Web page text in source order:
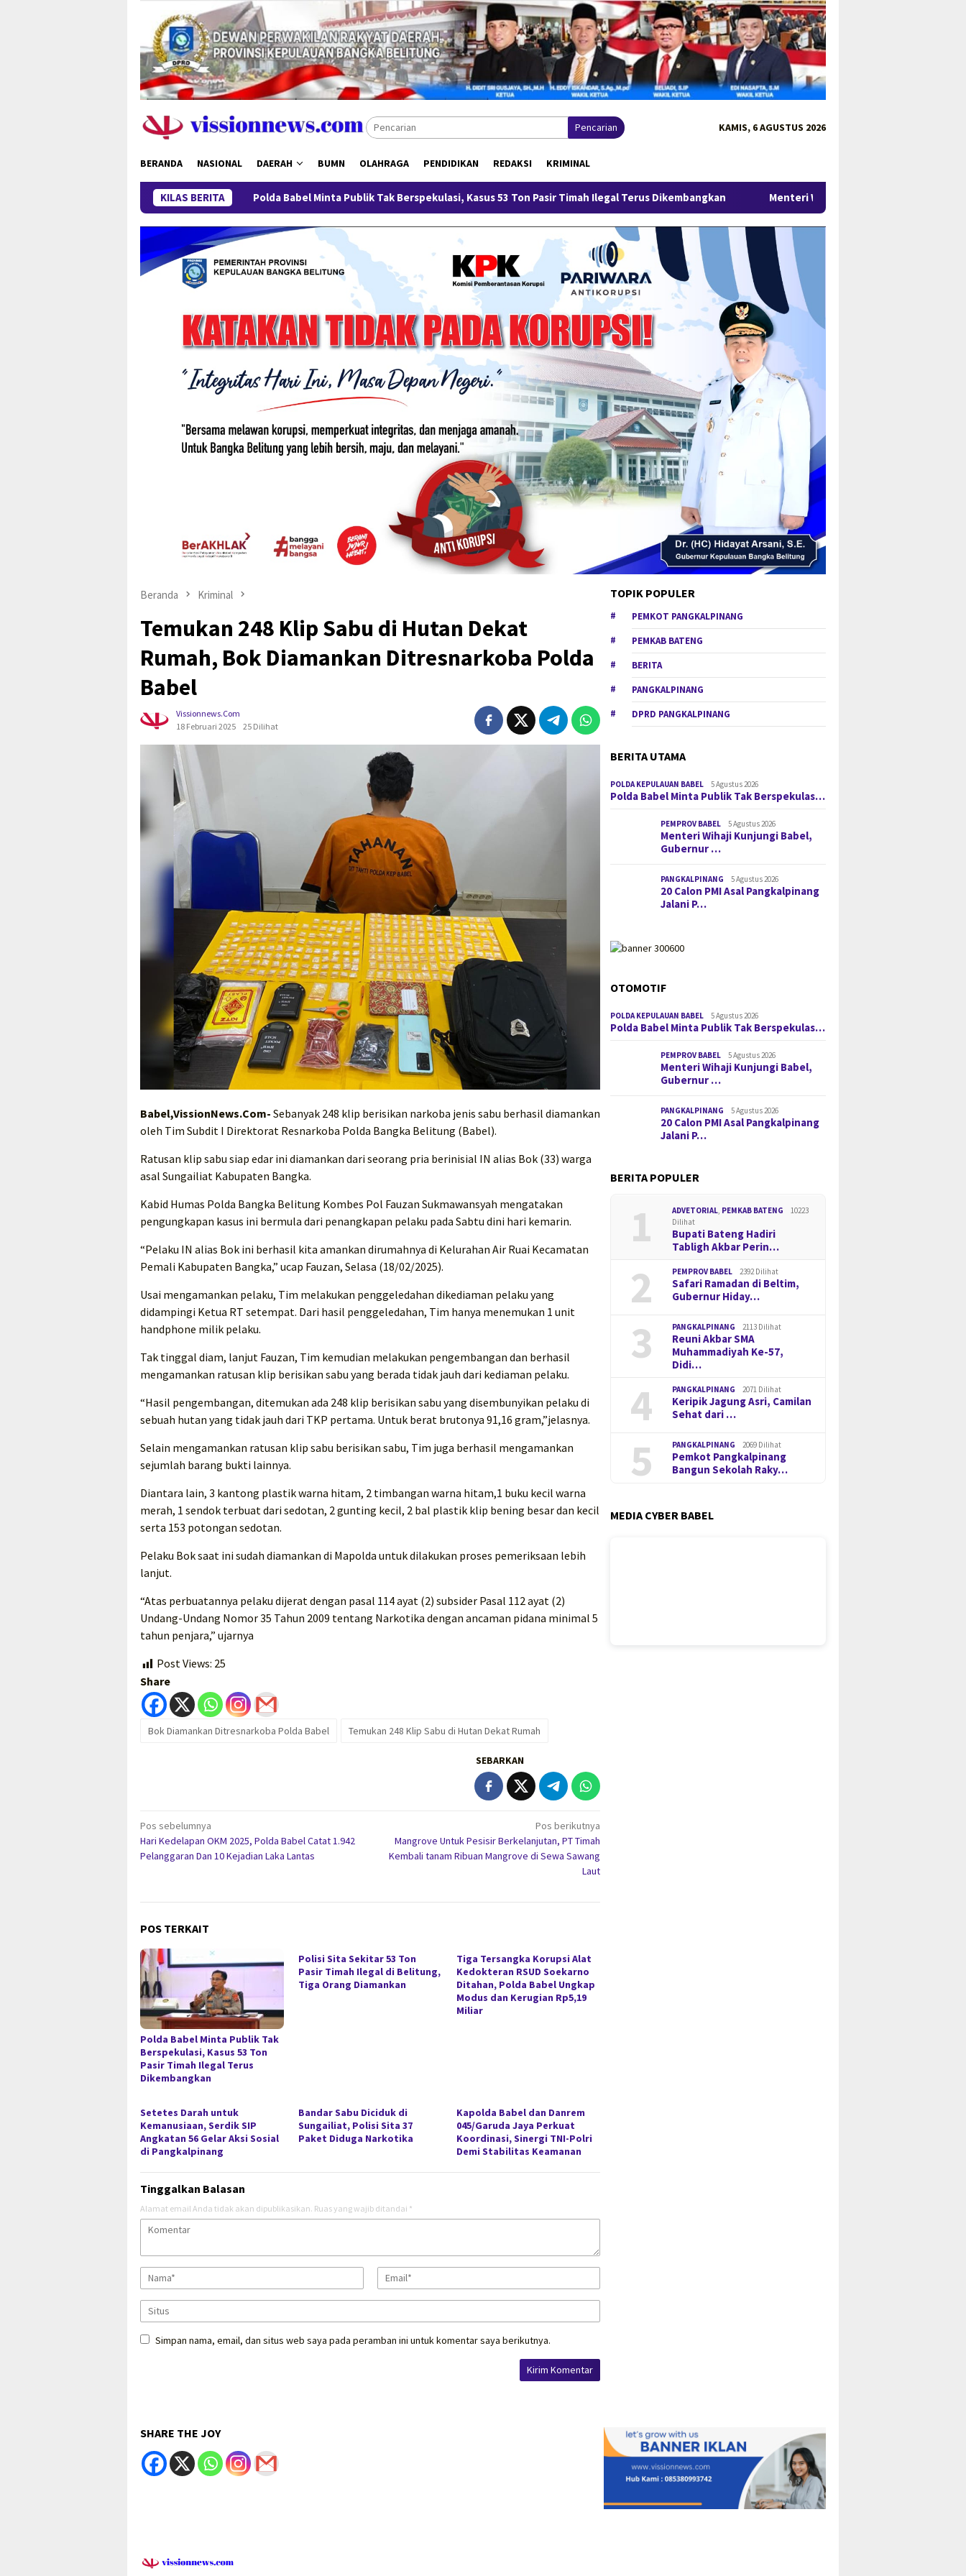
konten
Pencarian KAMIS, 6 AGUSTUS 2026
BERANDA NASIONAL DAERAH BUMN OLAHRAGA PENDIDIKAN REDAKSI KRIMINAL
KILAS BERITA
Polda Babel Minta Publik Tak Berspekulasi, Kasus 53 Ton Pasir Timah Ilegal Terus Dikembangkan Menteri Wihaji Kunjungi Babel, Gubernur Hidayat Arsani
Beranda Kriminal
Temukan 248 Klip Sabu di Hutan Dekat
Rumah, Bok Diamankan Ditresnarkoba Polda
Babel
Vissionnews.com
18 Februari 2025
25 Dilihat
Babel,VissionNews.Com- Sebanyak 248 klip berisikan narkoba jenis sabu berhasil diamankan
oleh Tim Subdit I Direktorat Resnarkoba Polda Bangka Belitung (Babel).
Ratusan klip sabu siap edar ini diamankan dari seorang pria berinisial IN alias Bok (33) warga
asal Sungailiat Kabupaten Bangka.
Kabid Humas Polda Bangka Belitung Kombes Pol Fauzan Sukmawansyah mengatakan
pengungkapan kasus ini bermula dari penangkapan pelaku pada Sabtu dini hari kemarin.
“Pelaku IN alias Bok ini berhasil kita amankan dirumahnya di Kelurahan Air Ruai Kecamatan
Pemali Kabupaten Bangka,” ucap Fauzan, Selasa (18/02/2025).
Usai mengamankan pelaku, Tim melakukan penggeledahan dikediaman pelaku yang
didampingi Ketua RT setempat. Dari hasil penggeledahan, Tim hanya menemukan 1 unit
handphone milik pelaku.
Tak tinggal diam, lanjut Fauzan, Tim kemudian melakukan pengembangan dan berhasil
mengamankan ratusan klip berisikan sabu yang berada tidak jauh dari kediaman pelaku.
“Hasil pengembangan, ditemukan ada 248 klip berisikan sabu yang disembunyikan pelaku di
sebuah hutan yang tidak jauh dari TKP pertama. Untuk berat brutonya 91,16 gram,”jelasnya.
Selain mengamankan ratusan klip sabu berisikan sabu, Tim juga berhasil mengamankan
sejumlah barang bukti lainnya.
Diantara lain, 3 kantong plastik warna hitam, 2 timbangan warna hitam,1 buku kecil warna
merah, 1 sendok terbuat dari sedotan, 2 gunting kecil, 2 bal plastik klip bening besar dan kecil
serta 153 potongan sedotan.
Pelaku Bok saat ini sudah diamankan di Mapolda untuk dilakukan proses pemeriksaan lebih
lanjut.
“Atas perbuatannya pelaku dijerat dengan pasal 114 ayat (2) subsider Pasal 112 ayat (2)
Undang-Undang Nomor 35 Tahun 2009 tentang Narkotika dengan ancaman pidana minimal 5
tahun penjara,” ujarnya
Post Views: 25
Share
Bok Diamankan Ditresnarkoba Polda Babel Temukan 248 Klip Sabu di Hutan Dekat Rumah
SEBARKAN
Navigasi
pos
Pos sebelumnya
Hari Kedelapan OKM 2025, Polda Babel Catat 1.942
Pelanggaran Dan 10 Kejadian Laka Lantas
Pos berikutnya
Mangrove Untuk Pesisir Berkelanjutan, PT Timah
Kembali tanam Ribuan Mangrove di Sewa Sawang
Laut
POS TERKAIT
Polda Babel Minta Publik Tak
Berspekulasi, Kasus 53 Ton
Pasir Timah Ilegal Terus
Dikembangkan
Polisi Sita Sekitar 53 Ton
Pasir Timah Ilegal di Belitung,
Tiga Orang Diamankan
Tiga Tersangka Korupsi Alat
Kedokteran RSUD Soekarno
Ditahan, Polda Babel Ungkap
Modus dan Kerugian Rp5,19
Miliar
Setetes Darah untuk
Kemanusiaan, Serdik SIP
Angkatan 56 Gelar Aksi Sosial
di Pangkalpinang
Bandar Sabu Diciduk di
Sungailiat, Polisi Sita 37
Paket Diduga Narkotika
Kapolda Babel dan Danrem
045/Garuda Jaya Perkuat
Koordinasi, Sinergi TNI-Polri
Demi Stabilitas Keamanan
Tinggalkan Balasan
Alamat email Anda tidak akan dipublikasikan. Ruas yang wajib ditandai *
Simpan nama, email, dan situs web saya pada peramban ini untuk komentar saya berikutnya.
TOPIK POPULER
PEMKOT PANGKALPINANG
PEMKAB BATENG
BERITA
PANGKALPINANG
DPRD PANGKALPINANG
BERITA UTAMA
POLDA KEPULAUAN BABEL 5 Agustus 2026
Polda Babel Minta Publik Tak Berspekulas…
PEMPROV BABEL 5 Agustus 2026
Menteri Wihaji Kunjungi Babel,
Gubernur …
PANGKALPINANG 5 Agustus 2026
20 Calon PMI Asal Pangkalpinang
Jalani P…
OTOMOTIF
POLDA KEPULAUAN BABEL 5 Agustus 2026
Polda Babel Minta Publik Tak Berspekulas…
PEMPROV BABEL 5 Agustus 2026
Menteri Wihaji Kunjungi Babel,
Gubernur …
PANGKALPINANG 5 Agustus 2026
20 Calon PMI Asal Pangkalpinang
Jalani P…
BERITA POPULER
1 ADVETORIAL, PEMKAB BATENG
10223
Dilihat
Bupati Bateng Hadiri
Tabligh Akbar Perin…
2 PEMPROV BABEL 2392 Dilihat
Safari Ramadan di Beltim,
Gubernur Hiday…
3 PANGKALPINANG 2113 Dilihat
Reuni Akbar SMA
Muhammadiyah Ke-57,
Didi…
4 PANGKALPINANG 2071 Dilihat
Keripik Jagung Asri, Camilan
Sehat dari …
5 PANGKALPINANG 2069 Dilihat
Pemkot Pangkalpinang
Bangun Sekolah Raky…
MEDIA CYBER BABEL
SHARE THE JOY